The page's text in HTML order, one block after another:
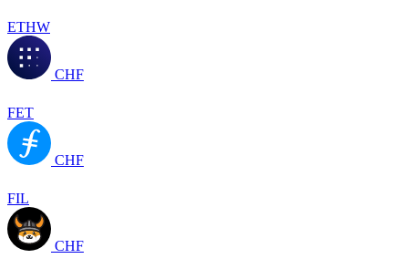
ETHW
CHF
FET
CHF
FIL
CHF